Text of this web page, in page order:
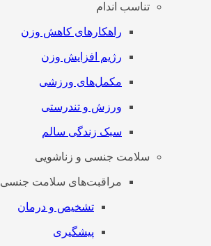
تناسب اندام
راهکارهای کاهش وزن
رژیم افزایش وزن
مکمل‌های ورزشی
ورزش و تندرستی
سبک زندگی سالم
سلامت جنسی و زناشویی
مراقبت‌های سلامت جنسی
تشخیص و درمان
پیشگیری